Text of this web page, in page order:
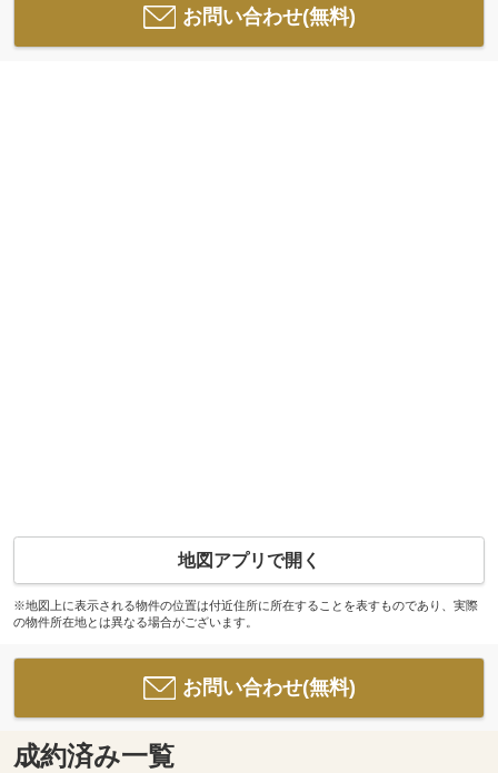
お問い合わせ(無料)
地図アプリで開く
※地図上に表示される物件の位置は付近住所に所在することを表すものであり、実際
の物件所在地とは異なる場合がございます。
お問い合わせ(無料)
成約済み一覧